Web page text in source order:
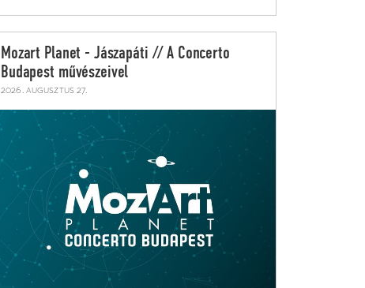
Mozart Planet - Jászapáti // A Concerto
Budapest művészeivel
2026. augusztus 27.